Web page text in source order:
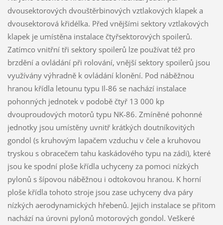
dvousektorových dvouštěrbinových vztlakových klapek a
dvousektorová křidélka. Před vnějšími sektory vztlakových
klapek je umístěna instalace čtyřsektorových spoilerů.
Zatímco vnitřní tři sektory spoilerů lze používat též pro
brzdění a ovládání při rolování, vnější sektory spoilerů jsou
využívány výhradně k ovládání klonění. Pod náběžnou
hranou křídla letounu typu Il-86 se nachází instalace
pohonných jednotek v podobě čtyř 13 000 kp
dvouproudových motorů typu NK-86. Zmíněné pohonné
jednotky jsou umístěny uvnitř krátkých doutníkovitých
gondol (s kruhovým lapačem vzduchu v čele a kruhovou
tryskou s obracečem tahu kaskádového typu na zádi), které
jsou ke spodní ploše křídla uchyceny za pomoci nízkých
pylonů s šípovou náběžnou i odtokovou hranou. K horní
ploše křídla tohoto stroje jsou zase uchyceny dva páry
nízkých aerodynamických hřebenů. Jejich instalace se přitom
nachází na úrovni pylonů motorových gondol. Veškeré